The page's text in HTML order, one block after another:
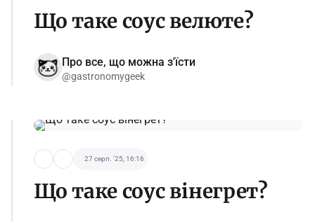
Що таке соус велюте?
Про все, що можна з'їсти
@gastronomygeek
27 серп. '25, 16:16
Що таке соус вінегрет?